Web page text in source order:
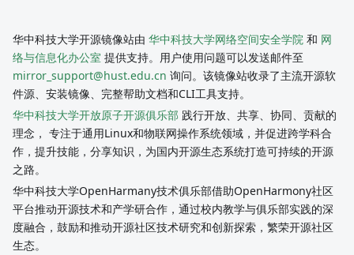
华中科技大学开源镜像站由 华中科技大学网络空间安全学院 和 网
络与信息化办公室 提供支持。用户使用问题可以发送邮件至
mirror_support@hust.edu.cn 询问。该镜像站收录了主流开源软
件源、安装镜像、完整帮助文档和CLI工具支持。
华中科技大学开放原子开源俱乐部 践行开放、共享、协同、贡献的
理念， 专注于通用Linux和物联网操作系统领域，并促进跨学科合
作，提升技能，分享知识，为国内开源生态系统打造可持续的开源
之路。
华中科技大学OpenHarmany技术俱乐部借助OpenHarmony社区
平台推动开源技术和产学研合作，通过校内教学与俱乐部实践的深
度融合，鼓励和推动开源社区技术研究和创新探索，繁荣开源社区
生态。